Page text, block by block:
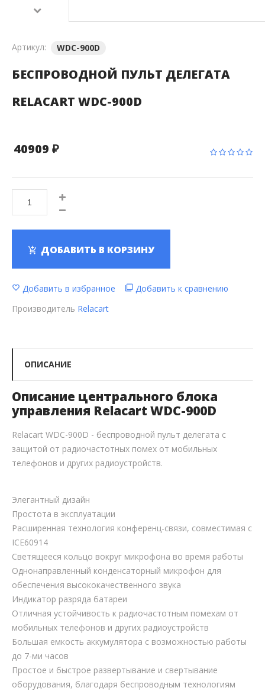
Артикул: WDC-900D
БЕСПРОВОДНОЙ ПУЛЬТ ДЕЛЕГАТА
RELACART WDC-900D
40909 ₽
ДОБАВИТЬ В КОРЗИНУ
Добавить в избранное
Добавить к сравнению
Производитель Relacart
ОПИСАНИЕ
Описание центрального блока
управления Relacart WDC-900D
Relacart WDC-900D - беспроводной пульт делегата с
защитой от радиочастотных помех от мобильных
телефонов и других радиоустройств.
Элегантный дизайн
Простота в эксплуатации
Расширенная технология конференц-связи, совместимая с
ICE60914
Светящееся кольцо вокруг микрофона во время работы
Однонаправленный конденсаторный микрофон для
обеспечения высококачественного звука
Индикатор разряда батареи
Отличная устойчивость к радиочастотным помехам от
мобильных телефонов и других радиоустройств
Большая емкость аккумулятора с возможностью работы
до 7-ми часов
Простое и быстрое развертывание и свертывание
оборудования, благодаря беспроводным технологиям